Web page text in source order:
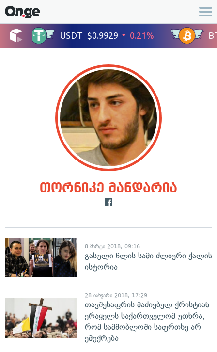
თორნიკე მანდარია
8 მარტი 2018, 09:16
გასული წლის სამი ძლიერი ქალის
ისტორია
28 იანვარი 2018, 17:29
თავშესაფრის მაძიებელ ქრისტიან
ერაყელს საქართველომ უთხრა,
რომ სამშობლოში საფრთხე არ
ემუქრება